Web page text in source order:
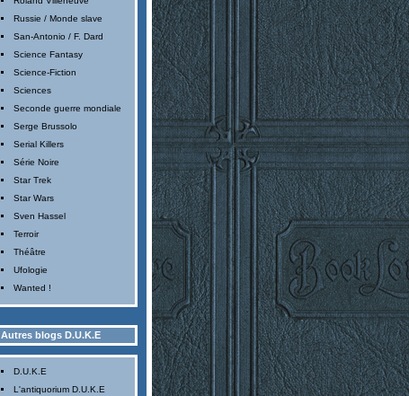
Russie / Monde slave
San-Antonio / F. Dard
Science Fantasy
Science-Fiction
Sciences
Seconde guerre mondiale
Serge Brussolo
Serial Killers
Série Noire
Star Trek
Star Wars
Sven Hassel
Terroir
Théâtre
Ufologie
Wanted !
Autres blogs D.U.K.E
D.U.K.E
L'antiquorium D.U.K.E